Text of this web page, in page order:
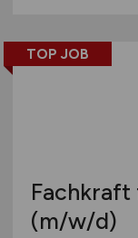
TOP JOB
(m/w/d)